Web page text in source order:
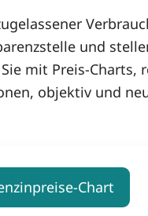
und
mit Preis-Charts,
objektiv und
Chart